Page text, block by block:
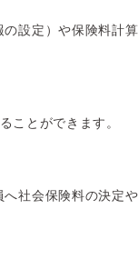
設定）や保険料計
ことができます。
へ社会保険料の決定